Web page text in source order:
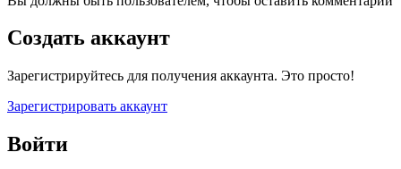
Создать аккаунт
Зарегистрируйтесь для получения аккаунта. Это просто!
Зарегистрировать аккаунт
Войти